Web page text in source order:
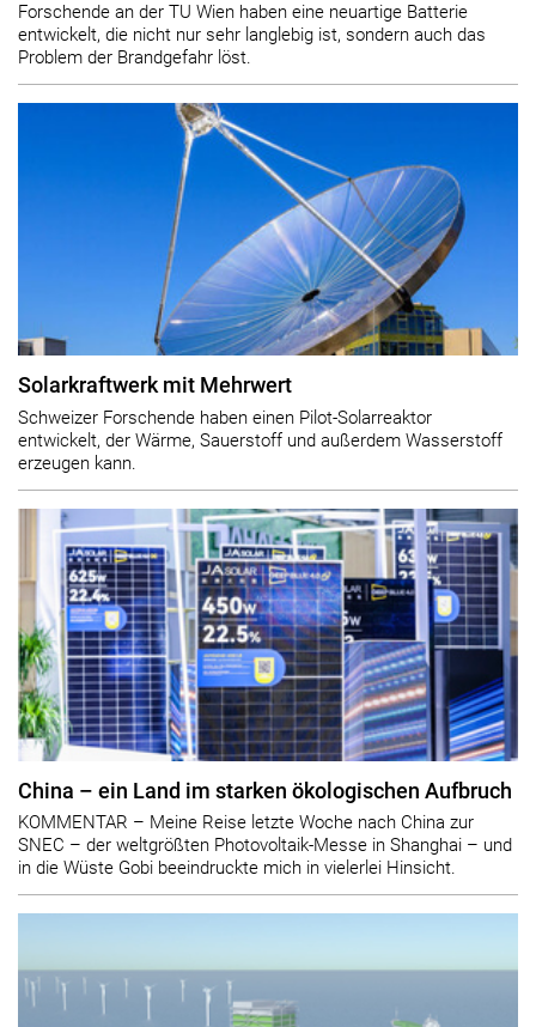
Forschende an der TU Wien haben eine neuartige Batterie
entwickelt, die nicht nur sehr langlebig ist, sondern auch das
Problem der Brandgefahr löst.
Solarkraftwerk mit Mehrwert
Schweizer Forschende haben einen Pilot-Solarreaktor
entwickelt, der Wärme, Sauerstoff und außerdem Wasserstoff
erzeugen kann.
China – ein Land im starken ökologischen Aufbruch
KOMMENTAR – Meine Reise letzte Woche nach China zur
SNEC – der weltgrößten Photovoltaik-Messe in Shanghai – und
in die Wüste Gobi beeindruckte mich in vielerlei Hinsicht.